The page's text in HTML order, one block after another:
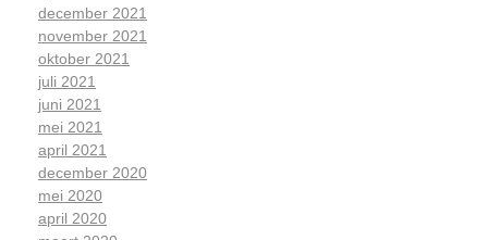
december 2021
november 2021
oktober 2021
juli 2021
juni 2021
mei 2021
april 2021
december 2020
mei 2020
april 2020